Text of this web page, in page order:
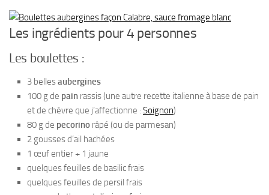
Les ingrédients pour 4 personnes
Les boulettes :
3 bellesaubergines
100 g de pain rassis (une autre recette italienne à base de pain
et de chèvre que j’affectionne : Soignon)
80 g de pecorino râpé (ou de parmesan)
2 gousses d’ail hachées
1 œuf entier + 1 jaune
quelques feuilles de basilic frais
quelques feuilles de persil frais